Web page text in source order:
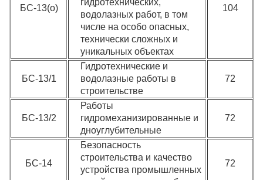
БС-13(о)
гидротехнических,
водолазных работ, в том
числе на особо опасных,
технически сложных и
уникальных объектах
104
БС-13/1
Гидротехнические и
водолазные работы в
строительстве
72
БС-13/2
Работы
гидромеханизированные и
дноуглубительные
72
БС-14
Безопасность
строительства и качество
устройства промышленных
72